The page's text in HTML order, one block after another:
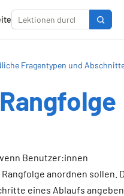
Fragentypen und
Benutzer:innen
anordnen sollen.
eines Ablaufs angeben